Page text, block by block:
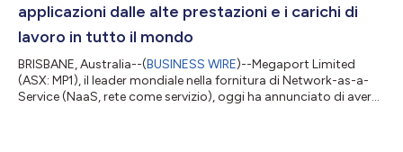
applicazioni dalle alte prestazioni e i carichi di
lavoro in tutto il mondo
BRISBANE, Australia--(BUSINESS WIRE)--Megaport Limited
(ASX: MP1), il leader mondiale nella fornitura di Network-as-a-
Service (NaaS, rete come servizio), oggi ha annunciato di aver